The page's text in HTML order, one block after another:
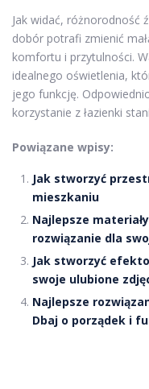
Jak widać, różnorodność
dobór potrafi zmienić
komfortu i przytulności.
idealnego oświetlenia,
jego funkcję.
korzystanie z łazienki
Powiązane wpisy:
Jak stworzyć
mieszkaniu
Najlepsze
rozwiązanie dla
Jak stworzyć
swoje ulubione
Najlepsze
Dbaj o porządek i